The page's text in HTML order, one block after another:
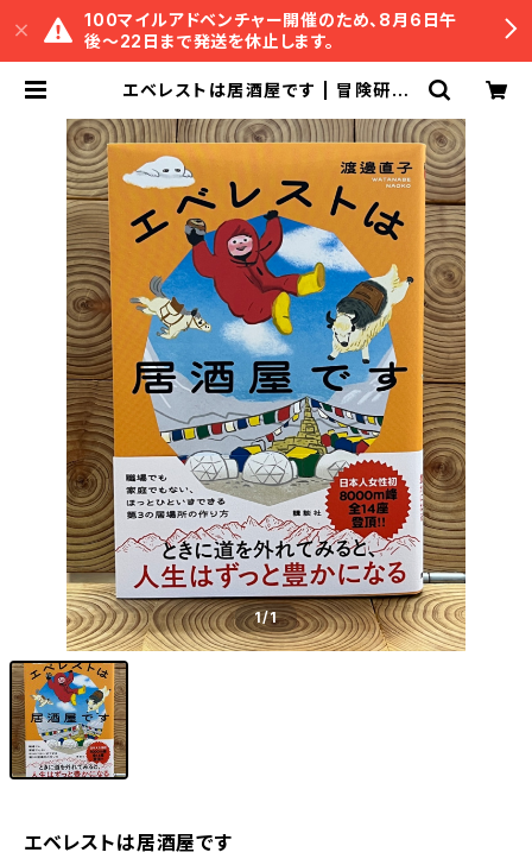
100マイルアドベンチャー開催のため、8月6日午
後〜22日まで発送を休止します。
エベレストは居酒屋です | 冒険研究
1/1
エベレストは居酒屋です